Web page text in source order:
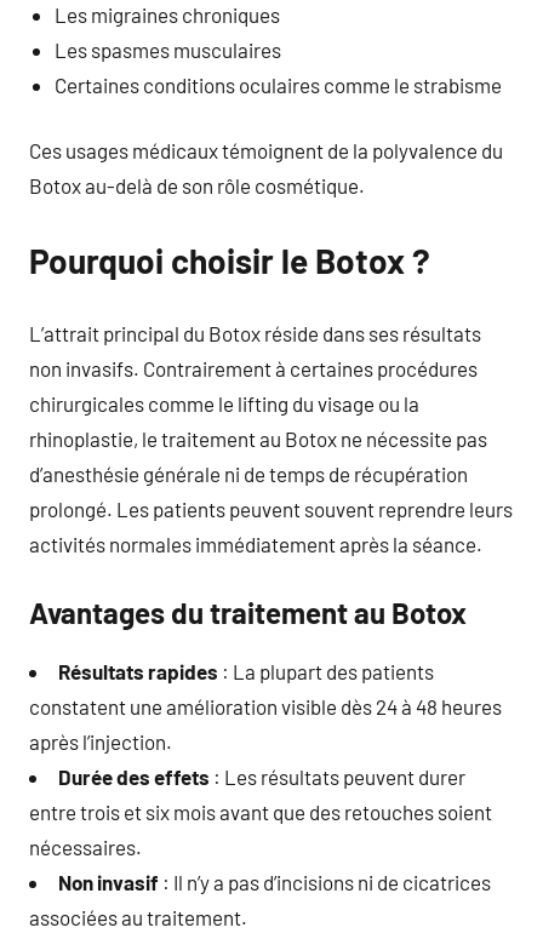
Les migraines chroniques
Les spasmes musculaires
Certaines conditions oculaires comme le strabisme
Ces usages médicaux témoignent de la polyvalence du
Botox au-delà de son rôle cosmétique.
Pourquoi choisir le Botox ?
L’attrait principal du Botox réside dans ses résultats
non invasifs. Contrairement à certaines procédures
chirurgicales comme le lifting du visage ou la
rhinoplastie, le traitement au Botox ne nécessite pas
d’anesthésie générale ni de temps de récupération
prolongé. Les patients peuvent souvent reprendre leurs
activités normales immédiatement après la séance.
Avantages du traitement au Botox
Résultats rapides : La plupart des patients
constatent une amélioration visible dès 24 à 48 heures
après l’injection.
Durée des effets : Les résultats peuvent durer
entre trois et six mois avant que des retouches soient
nécessaires.
Non invasif : Il n’y a pas d’incisions ni de cicatrices
associées au traitement.